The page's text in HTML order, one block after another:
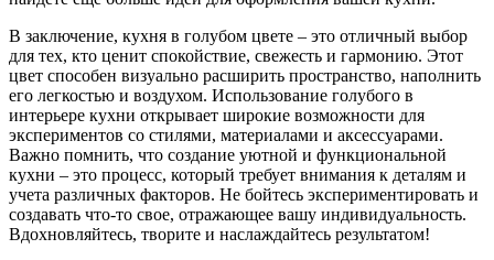
В заключение, кухня в голубом цвете – это отличный выбор
для тех, кто ценит спокойствие, свежесть и гармонию. Этот
цвет способен визуально расширить пространство, наполнить
его легкостью и воздухом. Использование голубого в
интерьере кухни открывает широкие возможности для
экспериментов со стилями, материалами и аксессуарами.
Важно помнить, что создание уютной и функциональной
кухни – это процесс, который требует внимания к деталям и
учета различных факторов. Не бойтесь экспериментировать и
создавать что-то свое, отражающее вашу индивидуальность.
Вдохновляйтесь, творите и наслаждайтесь результатом!